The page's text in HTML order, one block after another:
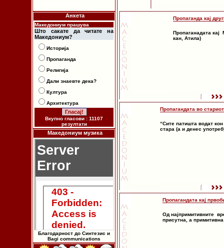
Анкета
Македониум прашува
Што сакате да читате на
Македониум?
Историја
Пропаганда
Религија
Дали знаевте дека?
Култура
Архитектура
Вкупно гласови : 11107
резултати
Македониум музика
Благодарност до Синтезис и
Bagi communications
Пропаганда кај
Пропаганадата кај
кан, Атила)
Пропагандата во
“Сите патишта водат
стара (а и денес
Пропагандата кај
Од најпримитивните
присутна, а